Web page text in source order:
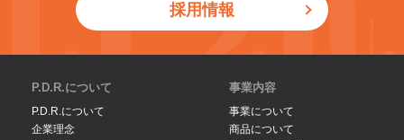
採用情報
P.D.R.について
P.D.R.について
企業理念
事業内容
事業について
商品について